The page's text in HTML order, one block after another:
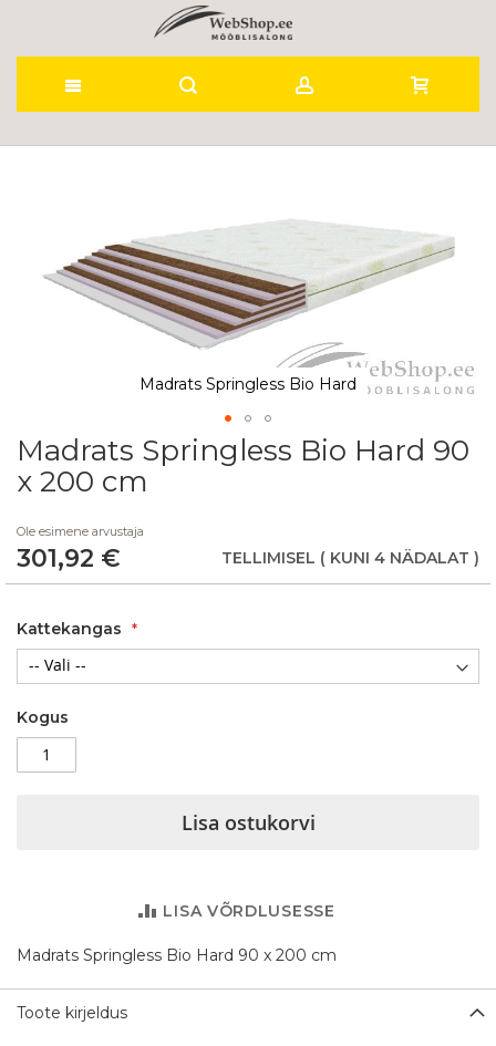
Madrats Springless Bio Hard
Skip
to
the
of
the
images
Madrats Springless Bio Hard 90
x 200 cm
Ole esimene arvustaja
301,92 € TELLIMISEL ( KUNI 4 NÄDALAT )
Kattekangas
Kogus
Lisa ostukorvi
LISA VÕRDLUSESSE
Madrats Springless Bio Hard 90 x 200 cm
Toote kirjeldus